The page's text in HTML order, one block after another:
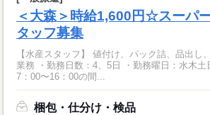
＜大森＞時給1,600円☆スーパ
タッフ募集
【水産スタッフ】 値付け、パック詰、品出し
業務 ・勤務日数：4、5日 ・勤務曜日：水木土日必須 ・就業時間：
7：00〜16：00の間...
梱包・仕分け・検品